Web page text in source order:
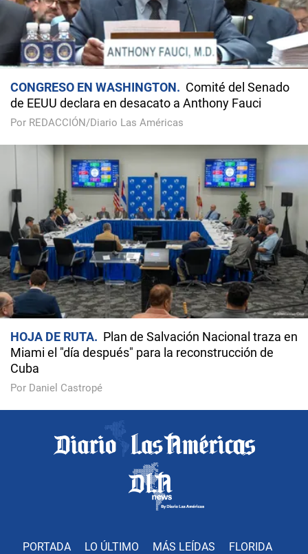
CONGRESO EN WASHINGTON
Comité del Senado
de EEUU declara en desacato a Anthony Fauci
Por REDACCIÓN/Diario Las Américas
HOJA DE RUTA
Plan de Salvación Nacional traza en
Miami el "día después" para la reconstrucción de
Cuba
Por Daniel Castropé
PORTADA LO ÚLTIMO MÁS LEÍDAS FLORIDA